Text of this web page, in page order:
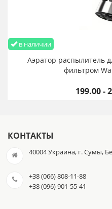
в наличии
Аэратор распылитель
фильтром
199.00 -
КОНТАКТЫ
40004 Украина, г. Сумы,
+38 (066) 808-11-88
+38 (096) 901-55-41